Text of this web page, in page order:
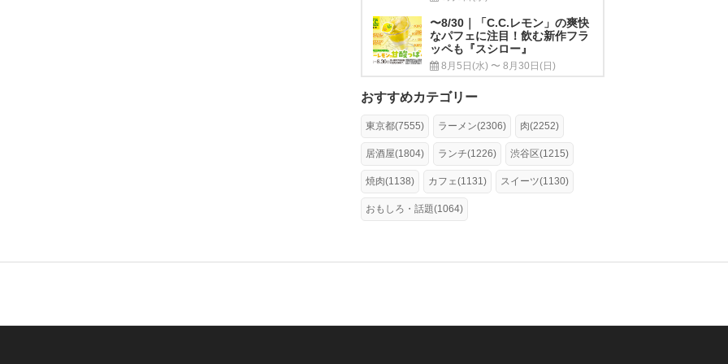
〜8/30｜「C.C.レモン」の爽快
なパフェに注目！飲む新作フラ
ッペも『スシロー』
8月5日(水) 〜 8月30日(日)
おすすめカテゴリー
東京都(7555) ラーメン(2306) 肉(2252)
居酒屋(1804) ランチ(1226) 渋谷区(1215)
焼肉(1138) カフェ(1131) スイーツ(1130)
おもしろ・話題(1064)